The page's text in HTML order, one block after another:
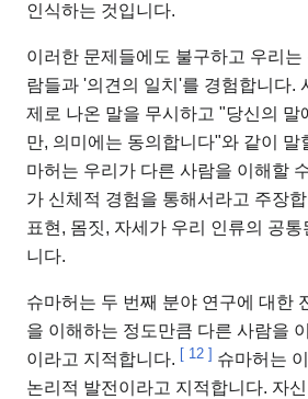
인식하는 것입니다.
이러한 문제들에도 불구하고 우리
람들과 '의견의 일치'를 경험합니다.
제로 나온 말을 무시하고 "당신의 말
만, 의미에는 동의합니다"와 같이 말
마허는 우리가 다른 사람을 이해할
가 신체적 경험을 통해서라고 주장
표현, 몸짓, 자세가 우리 인류의 공
니다.
슈마허는 두 번째 분야 연구에 대한
을 이해하는 정도만큼 다른 사람을
이라고 지적합니다. [ 12 ] 슈마허는
논리적 발전이라고 지적합니다. 자